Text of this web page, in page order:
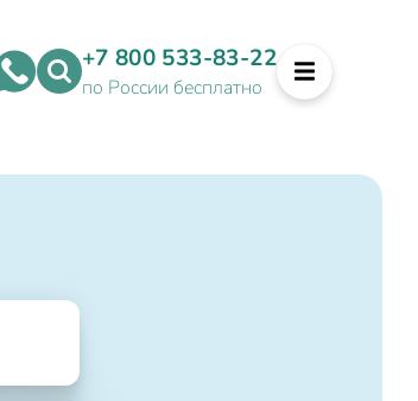
+7 800 533-83-22
по России бесплатно